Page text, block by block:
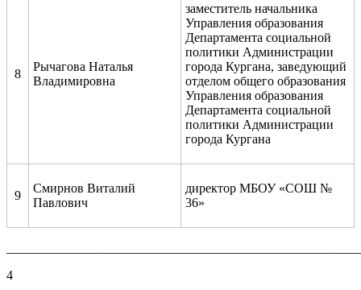
8
Рычагова Наталья
Владимировна
заместитель начальника
Управления образования
Департамента социальной
политики Администрации
города Кургана, заведующий
отделом общего образования
Управления образования
Департамента социальной
политики Администрации
города Кургана
9
Смирнов Виталий
Павлович
директор МБОУ «СОШ №
36»
4